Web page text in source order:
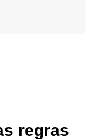
regras